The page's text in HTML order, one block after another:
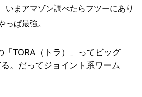
いまアマゾン調べたらフツーにあり
っぱ最強。
「TORA（トラ）」ってビッグ
。だってジョイント系ワーム